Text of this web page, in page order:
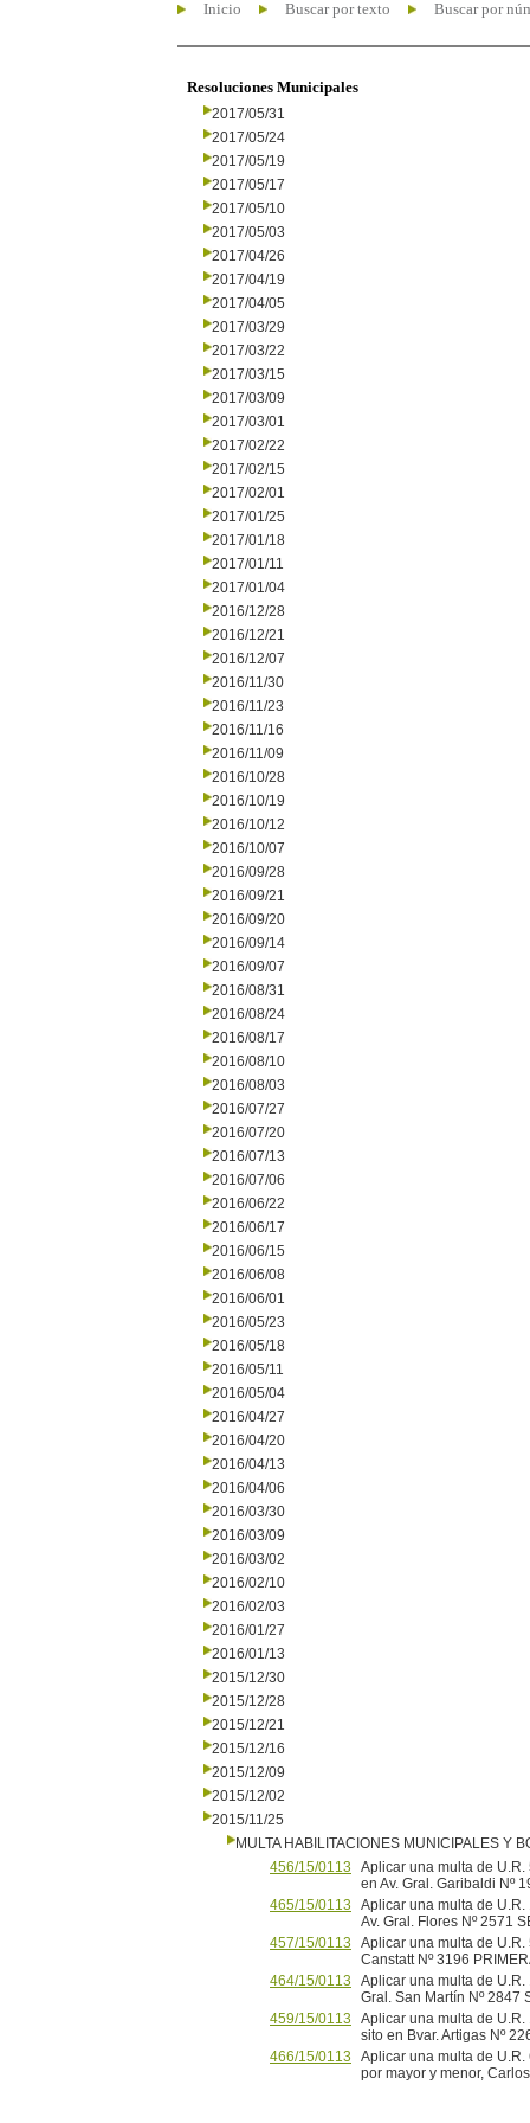
Inicio Buscar por texto Buscar por
Resoluciones Municipales
2017/05/31
2017/05/24
2017/05/19
2017/05/17
2017/05/10
2017/05/03
2017/04/26
2017/04/19
2017/04/05
2017/03/29
2017/03/22
2017/03/15
2017/03/09
2017/03/01
2017/02/22
2017/02/15
2017/02/01
2017/01/25
2017/01/18
2017/01/11
2017/01/04
2016/12/28
2016/12/21
2016/12/07
2016/11/30
2016/11/23
2016/11/16
2016/11/09
2016/10/28
2016/10/19
2016/10/12
2016/10/07
2016/09/28
2016/09/21
2016/09/20
2016/09/14
2016/09/07
2016/08/31
2016/08/24
2016/08/17
2016/08/10
2016/08/03
2016/07/27
2016/07/20
2016/07/13
2016/07/06
2016/06/22
2016/06/17
2016/06/15
2016/06/08
2016/06/01
2016/05/23
2016/05/18
2016/05/11
2016/05/04
2016/04/27
2016/04/20
2016/04/13
2016/04/06
2016/03/30
2016/03/09
2016/03/02
2016/02/10
2016/02/03
2016/01/27
2016/01/13
2015/12/30
2015/12/28
2015/12/21
2015/12/16
2015/12/09
2015/12/02
2015/11/25
MULTA HABILITACIONES MUNICIPALES Y
456/15/0113
Aplicar una multa de U.R.
en Av. Gral. Garibaldi Nº
465/15/0113
Aplicar una multa de U.R.
Av. Gral. Flores Nº 2571
457/15/0113
Aplicar una multa de U.R.
Canstatt Nº 3196
464/15/0113
Aplicar una multa de U.R.
Gral. San Martín Nº 2847
459/15/0113
Aplicar una multa de U.R.
sito en Bvar. Artigas Nº
466/15/0113
Aplicar una multa de
por mayor y menor,